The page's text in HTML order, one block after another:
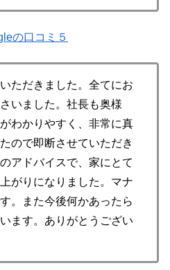
の口コミ５
ただきました。全てにお
いました。社長も奥様
わかりやすく、非常に真
ので即断させていただき
アドバイスで、家にとて
がりになりました。マナ
。また今後何かあったら
ます。ありがとうござい